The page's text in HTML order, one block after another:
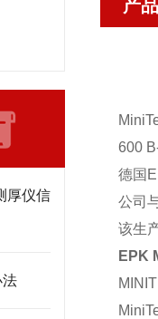
厚仪信
法
产
600
德国
公司
该生
EPK